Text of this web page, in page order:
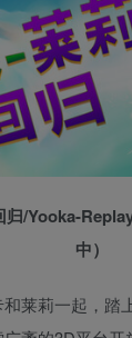
归/Yooka-
中）
莱莉一起，踏